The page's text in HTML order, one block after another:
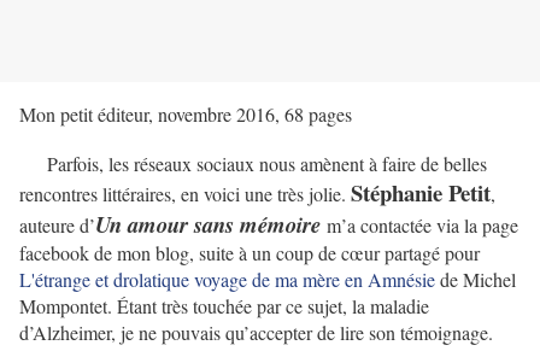
Mon petit éditeur, novembre 2016, 68 pages
Parfois, les réseaux sociaux nous amènent à faire de belles
rencontres littéraires, en voici une très jolie. Stéphanie Petit,
auteure d’Un amour sans mémoire m’a contactée via la page
facebook de mon blog, suite à un coup de cœur partagé pour
L'étrange et drolatique voyage de ma mère en Amnésiede Michel
Mompontet. Étant très touchée par ce sujet, la maladie
d’Alzheimer, je ne pouvais qu’accepter de lire son témoignage.